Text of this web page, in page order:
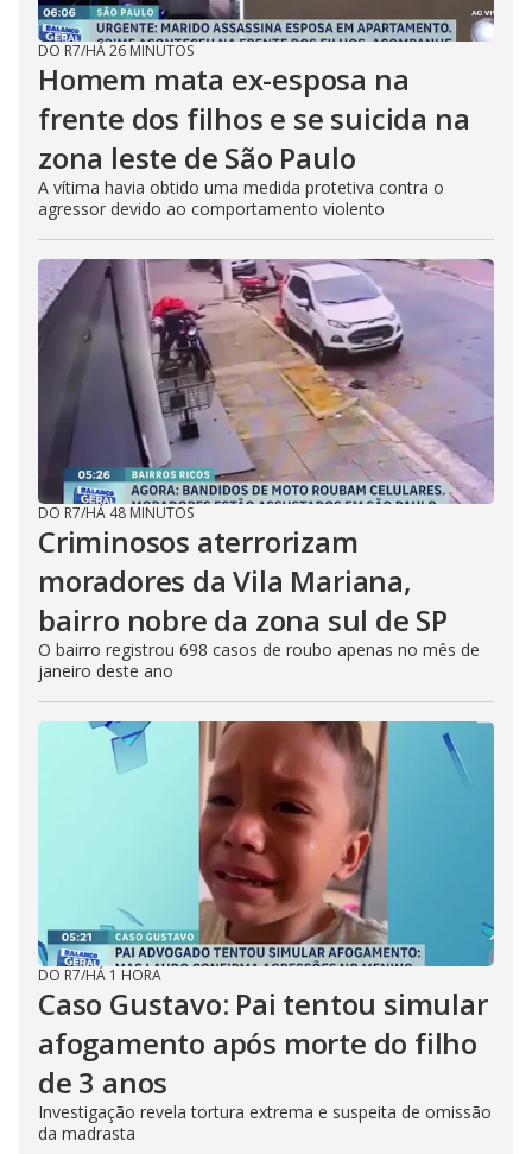
DO R7/HÁ 26 MINUTOS
Homem mata ex-esposa na
frente dos filhos e se suicida na
zona leste de São Paulo
A vítima havia obtido uma medida protetiva contra o
agressor devido ao comportamento violento
DO R7/HÁ 48 MINUTOS
Criminosos aterrorizam
moradores da Vila Mariana,
bairro nobre da zona sul de SP
O bairro registrou 698 casos de roubo apenas no mês de
janeiro deste ano
DO R7/HÁ 1 HORA
Caso Gustavo: Pai tentou simular
afogamento após morte do filho
de 3 anos
Investigação revela tortura extrema e suspeita de omissão
da madrasta